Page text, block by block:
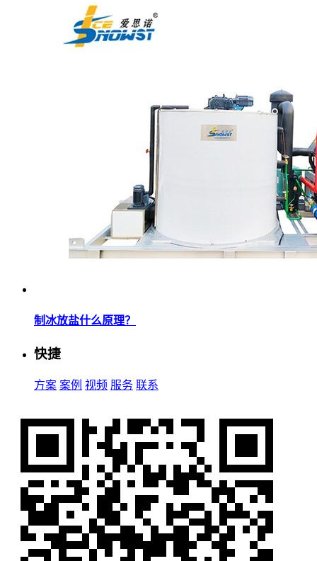
制冰放盐什么原理？
快捷
方案 案例 视频 服务 联系